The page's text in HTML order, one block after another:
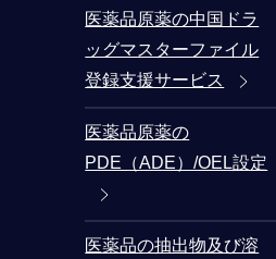
医薬品原薬の中国ドラ
ッグマスターファイル
登録支援サービス
医薬品原薬の
PDE（ADE）/OEL設定
医薬品の抽出物及び溶